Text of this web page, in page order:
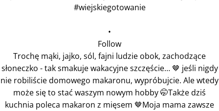
•
Follow
Trochę mąki, jajko, sól, fajni ludzie obok, zachodzące
słoneczko - tak smakuje wakacyjne szczęście… 🤎 jeśli nigdy
nie robiliście domowego makaronu, wypróbujcie. Ale wtedy
może się to stać waszym nowym hobby 🤭Także dziś
kuchnia poleca makaron z mięsem 🤎Moja mama zawsze